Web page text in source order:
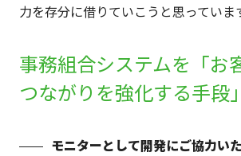
力を存分に借りていこうと思っていま
事務組合システムを「お
つながりを強化する手段
モニターとして開発にご協力い